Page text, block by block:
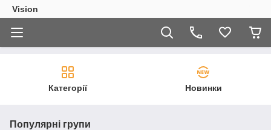
Vision
Категорії Новинки
Популярні групи